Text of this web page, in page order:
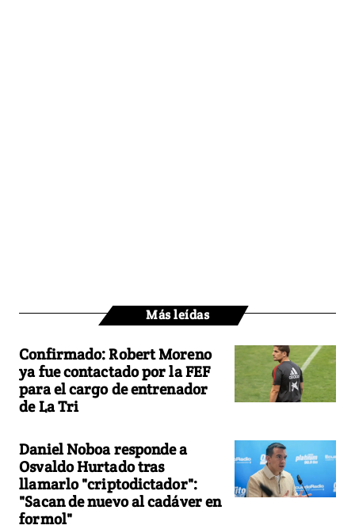
Más leídas
Confirmado: Robert Moreno
ya fue contactado por la FEF
para el cargo de entrenador
de La Tri
Daniel Noboa responde a
Osvaldo Hurtado tras
llamarlo "criptodictador":
"Sacan de nuevo al cadáver en
formol"